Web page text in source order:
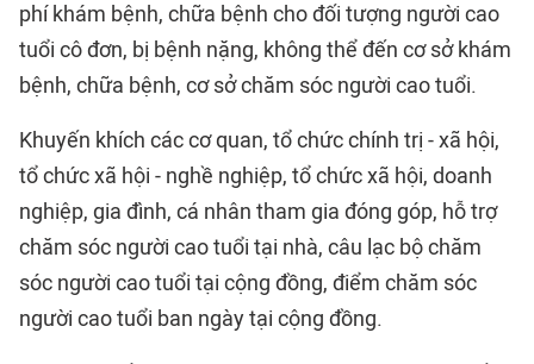
phí khám bệnh, chữa bệnh cho đối tượng người cao
tuổi cô đơn, bị bệnh nặng, không thể đến cơ sở khám
bệnh, chữa bệnh, cơ sở chăm sóc người cao tuổi.
Khuyến khích các cơ quan, tổ chức chính trị - xã hội,
tổ chức xã hội - nghề nghiệp, tổ chức xã hội, doanh
nghiệp, gia đình, cá nhân tham gia đóng góp, hỗ trợ
chăm sóc người cao tuổi tại nhà, câu lạc bộ chăm
sóc người cao tuổi tại cộng đồng, điểm chăm sóc
người cao tuổi ban ngày tại cộng đồng.